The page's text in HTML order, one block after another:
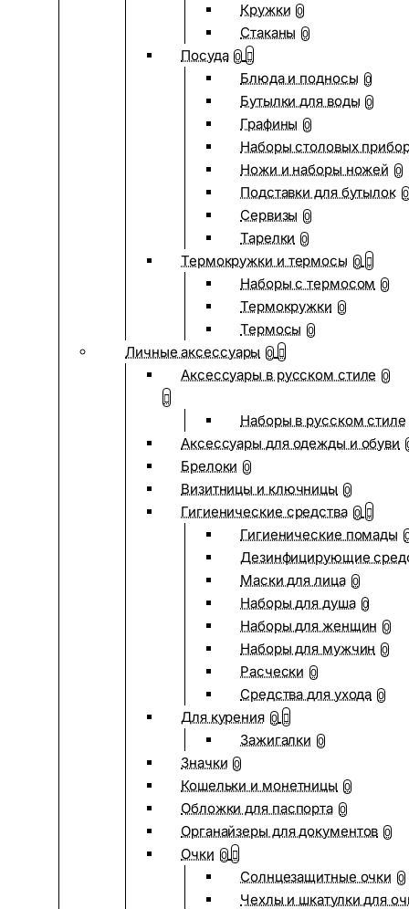
Кружки 0
Стаканы 0
Посуда 0
Блюда и подносы 0
Бутылки для воды 0
Графины 0
Наборы столовых
Ножи и наборы ножей 0
Подставки для бутылок 0
Сервизы 0
Тарелки 0
Термокружки и термосы 0
Наборы с термосом 0
Термокружки 0
Термосы 0
Личные аксессуары 0
Аксессуары в русском стиле 0
Наборы в русском стиле
Аксессуары для одежды и обуви
Брелоки 0
Визитницы и ключницы 0
Гигиенические средства 0
Гигиенические помады
Дезинфицирующие
Маски для лица 0
Наборы для душа 0
Наборы для женщин 0
Наборы для мужчин 0
Расчески 0
Средства для ухода 0
Для курения 0
Зажигалки 0
Значки 0
Кошельки и монетницы 0
Обложки для паспорта 0
Органайзеры для документов 0
Очки 0
Солнцезащитные очки 0
Чехлы и шкатулки для